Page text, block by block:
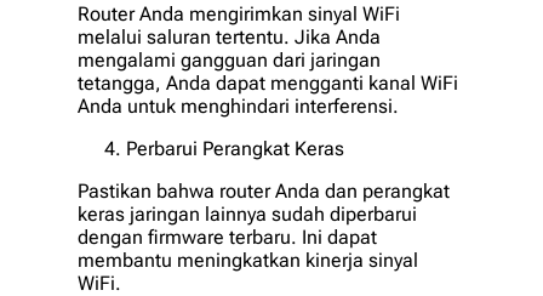
Router Anda mengirimkan sinyal WiFi
melalui saluran tertentu. Jika Anda
mengalami gangguan dari jaringan
tetangga, Anda dapat mengganti kanal WiFi
Anda untuk menghindari interferensi.
Perbarui Perangkat Keras
Pastikan bahwa router Anda dan perangkat
keras jaringan lainnya sudah diperbarui
dengan firmware terbaru. Ini dapat
membantu meningkatkan kinerja sinyal
WiFi.